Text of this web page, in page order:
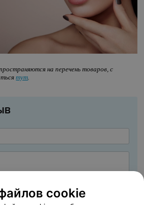
на перечень товаров, с
тут.
cookie